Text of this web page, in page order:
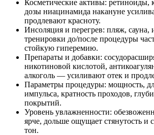
Косметические активы: ретиноиды,
дозы ниацинамида накануне
продлевают красноту.
Инсоляция и перегрев: пляж, сауна,
тренировки до/после процедуры
стойкую гиперемию.
Препараты и добавки:
никотиновой кислотой,
алкоголь — усиливают отек и
Параметры процедуры: мощность,
импульса, кратность проходов,
покрытий.
Уровень увлажненности:
ярче, дольше ощущает стянутость и
тон.